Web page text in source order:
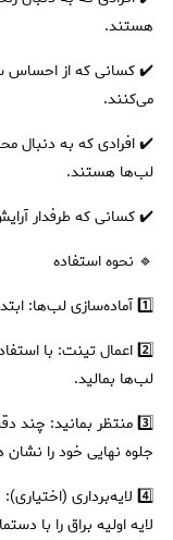
هستند.
✔️ کسانی که از احساس
می‌کنند.
✔️ افرادی که به دنبال
لب‌ها هستند.
✔️ کسانی که طرفدار
🔹 نحوه استفاده
1️⃣ آماده‌سازی لب‌ها: ابتدا لب‌های خود را تمیز و خشک کنید.
2️⃣ اعمال تینت: با
لب‌ها بمالید.
3️⃣ منتظر بمانید:
جلوه نهایی خود را
4️⃣ لایه‌برداری
لایه اولیه براق را با